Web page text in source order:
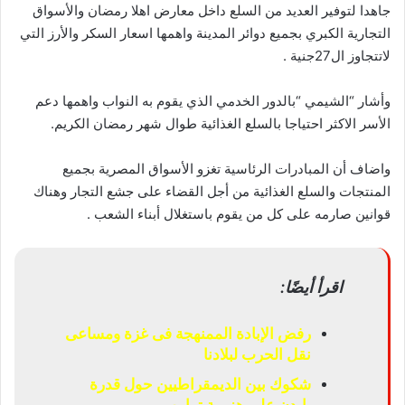
جاهدا لتوفير العديد من السلع داخل معارض اهلا رمضان والأسواق
التجارية الكبري بجميع دوائر المدينة واهمها اسعار السكر والأرز التي
لاتتجاوز ال27جنية .
وأشار “الشيمي “بالدور الخدمي الذي يقوم به النواب واهمها دعم
الأسر الاكثر احتياجا بالسلع الغذائية طوال شهر رمضان الكريم.
واضاف أن المبادرات الرئاسية تغزو الأسواق المصرية بجميع
المنتجات والسلع الغذائية من أجل القضاء على جشع التجار وهناك
قوانين صارمه على كل من يقوم باستغلال أبناء الشعب .
اقرأ أيضًا:
رفض الإبادة الممنهجة فى غزة ومساعى
نقل الحرب لبلادنا
شكوك بين الديمقراطيين حول قدرة